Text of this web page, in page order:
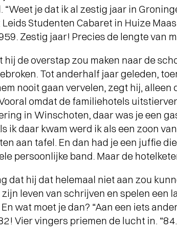
Short story
100 JAAR-
concerten op de
Drafbaan
je dat ik al zestig jaar in
Studenten Cabaret in Huize
Zestig jaar! Precies de lengte van
de overstap zou maken naar de
Tot anderhalf jaar geleden,
nooit gaan vervelen, zegt hij, alleen
omdat de familiehotels
in Winschoten, daar was je een
ik daar kwam werd ik als een zoon
aan tafel. En dan had je een juffie
persoonlijke band. Maar de
dat hij dat helemaal niet aan zou
leven van schrijven en spelen een
wat moet je dan? “Aan een iets
Vier vingers priemen de lucht in.